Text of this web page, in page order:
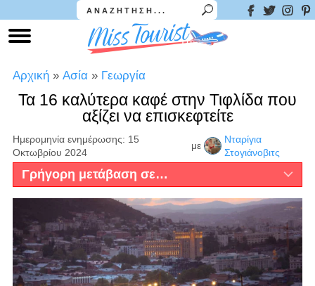
Αρχική » Ασία » Γεωργία
Τα 16 καλύτερα καφέ στην Τιφλίδα που
αξίζει να επισκεφτείτε
Ημερομηνία ενημέρωσης: 15
Οκτωβρίου 2024
με
Νταρίγια
Στογιάνοβιτς
Γρήγορη μετάβαση σε…